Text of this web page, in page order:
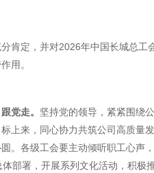
肯定，并对2026年中国长城总
用。
党走。 坚持党的领导，紧紧围绕
上来，同心协力共筑公司高质量发
。各级工会要主动倾听职工心声
部署，开展系列文化活动，积极